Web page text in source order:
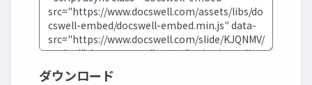
ダウンロード